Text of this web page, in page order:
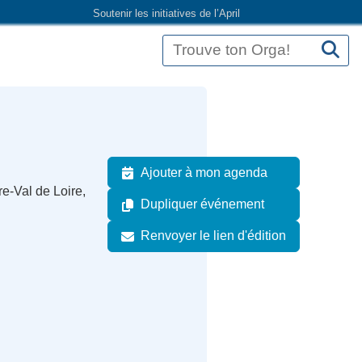
Soutenir les initiatives de l’April
Ajouter à mon agenda
Dupliquer événement
Renvoyer le lien d'édition
Val de Loire,